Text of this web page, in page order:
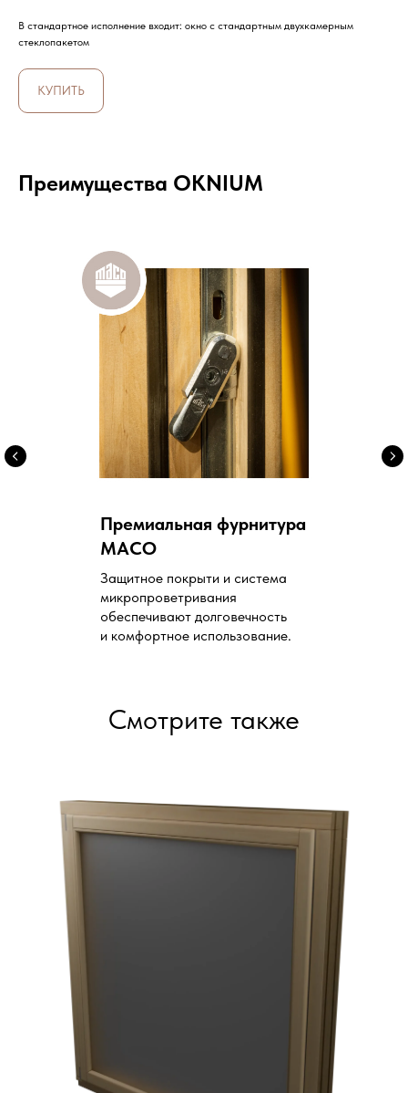
В стандартное исполнение входит: окно с стандартным двухкамерным
стеклопакетом
КУПИТЬ
Преимущества OKNIUM
Премиальная фурнитура
MACO
Защитное покрыти и система
микропроветривания
обеспечивают долговечность
и комфортное использование.
Смотрите также